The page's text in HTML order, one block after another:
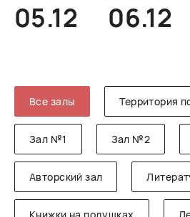
05.12
06.12
Все залы Территория
Зал №1 Зал №2
Авторский зал